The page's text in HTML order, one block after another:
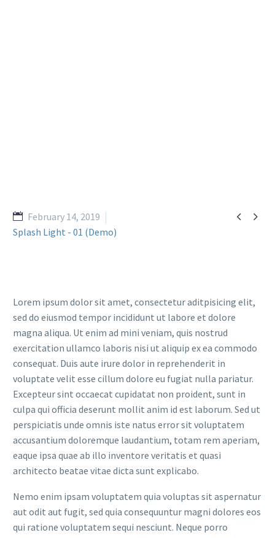
 
February 14, 2019
Splash Light - 01 (Demo)
Lorem ipsum dolor sit amet, consectetur aditpisicing elit,
sed do eiusmod tempor incididunt ut labore et dolore
magna aliqua. Ut enim ad mini veniam, quis nostrud
exercitation ullamco laboris nisi ut aliquip ex ea commodo
consequat. Duis aute irure dolor in reprehenderit in
voluptate velit esse cillum dolore eu fugiat nulla pariatur.
Excepteur sint occaecat cupidatat non proident, sunt in
culpa qui officia deserunt mollit anim id est laborum. Sed ut
perspiciatis unde omnis iste natus error sit voluptatem
accusantium doloremque laudantium, totam rem aperiam,
eaque ipsa quae ab illo inventore veritatis et quasi
architecto beatae vitae dicta sunt explicabo.
Nemo enim ipsam voluptatem quia voluptas sit aspernatur
aut odit aut fugit, sed quia consequuntur magni dolores eos
qui ratione voluptatem sequi nesciunt. Neque porro